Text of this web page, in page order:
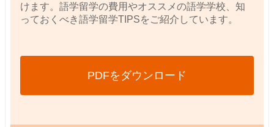
けます。語学留学の費用やオススメの語学学校、知
っておくべき語学留学TIPSをご紹介しています。
PDFをダウンロード